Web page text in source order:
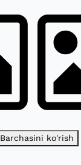
Barchasini ko'rish